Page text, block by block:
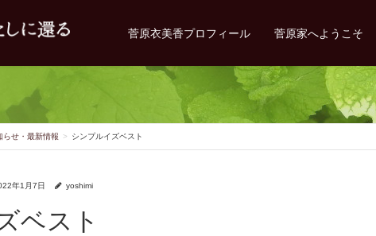
菅原衣美香プロフィール 菅原家へようこそ
らせ・最新情報 シンプルイズベスト
年1月7日 yoshimi
ベスト